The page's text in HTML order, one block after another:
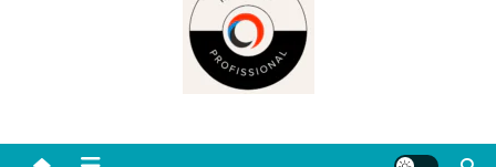
completas e conteúdos úteis para começar, evoluir e se destacar